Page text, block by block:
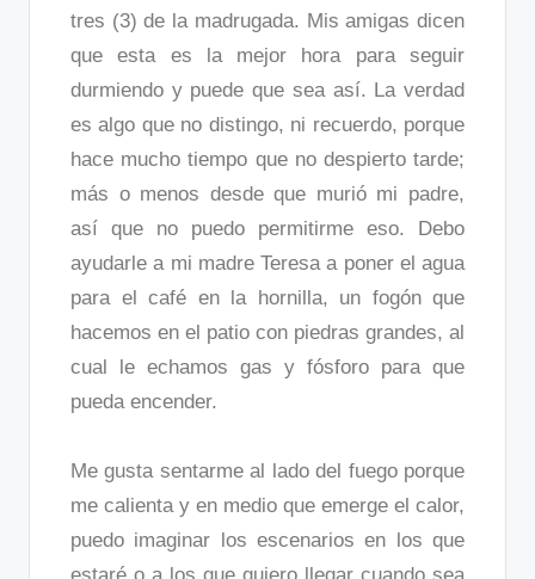
tres (3) de la madrugada. Mis amigas dicen
que esta es la mejor hora para seguir
durmiendo y puede que sea así. La verdad
es algo que no distingo, ni recuerdo, porque
hace mucho tiempo que no despierto tarde;
más o menos desde que murió mi padre,
así que no puedo permitirme eso. Debo
ayudarle a mi madre Teresa a poner el agua
para el café en la hornilla, un fogón que
hacemos en el patio con piedras grandes, al
cual le echamos gas y fósforo para que
pueda encender.
Me gusta sentarme al lado del fuego porque
me calienta y en medio que emerge el calor,
puedo imaginar los escenarios en los que